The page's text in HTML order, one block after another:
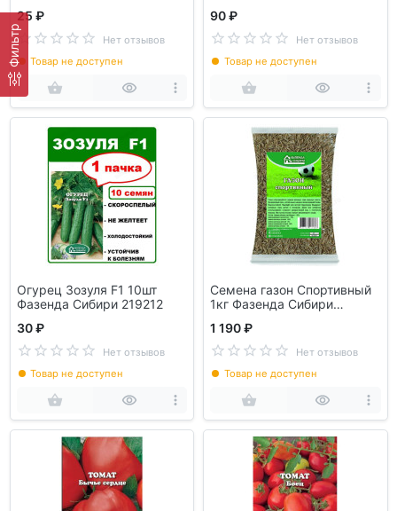
Фильтр
25 ₽
Нет отзывов
Товар не доступен
90 ₽
Нет отзывов
Товар не доступен
Огурец Зозуля F1 10шт
Фазенда Сибири 219212
30 ₽
Нет отзывов
Товар не доступен
Семена газон Спортивный
1кг Фазенда Сибири
1 190 ₽
Нет отзывов
Товар не доступен